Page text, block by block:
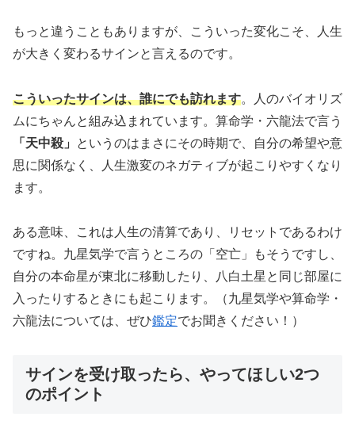
もっと違うこともありますが、こういった変化こそ、人生
が大きく変わるサインと言えるのです。
こういったサインは、誰にでも訪れます。人のバイオリズ
ムにちゃんと組み込まれています。算命学・六龍法で言う
「天中殺」
というのはまさにその時期で、自分の希望や意
思に関係なく、人生激変のネガティブが起こりやすくなり
ます。
ある意味、これは人生の清算であり、リセットであるわけ
ですね。九星気学で言うところの「空亡」もそうですし、
自分の本命星が東北に移動したり、八白土星と同じ部屋に
入ったりするときにも起こります。（九星気学や算命学・
六龍法については、ぜひ鑑定でお聞きください！）
サインを受け取ったら、やってほしい2つ
のポイント